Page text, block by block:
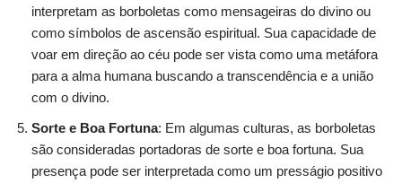
interpretam as borboletas como mensageiras do divino ou
como símbolos de ascensão espiritual. Sua capacidade de
voar em direção ao céu pode ser vista como uma metáfora
para a alma humana buscando a transcendência e a união
com o divino.
Sorte e Boa Fortuna: Em algumas culturas, as borboletas
são consideradas portadoras de sorte e boa fortuna. Sua
presença pode ser interpretada como um presságio positivo